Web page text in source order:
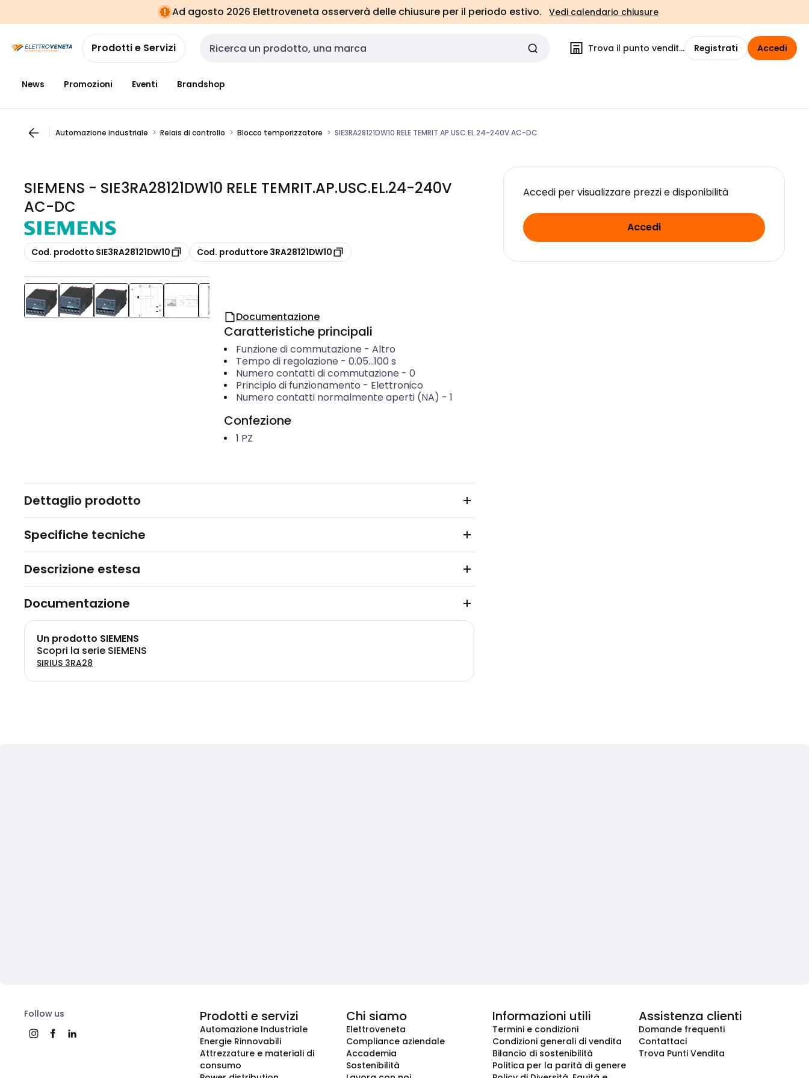
navigazionealla
pagina
Ad agosto 2026 Elettroveneta osserverà delle chiusure per il periodo estivo. Vedi calendario chiusure
Prodotti e Servizi Cerca input Trova il punto vendita Registrati Accedi
News Promozioni Eventi Brandshop
Automazione industriale Relais di controllo Blocco temporizzatore SIE3RA28121DW10 RELE TEMRIT.AP.USC.EL.24-240V AC-DC
SIEMENS - SIE3RA28121DW10 RELE TEMRIT.AP.USC.EL.24-240V
AC-DC
copia
Cod. prodotto SIE3RA28121DW10 copia
Cod. produttore 3RA28121DW10
Accedi per visualizzare prezzi e disponibilità
Accedi
Documentazione
Caratteristiche principali
Funzione di commutazione - Altro
Tempo di regolazione - 0.05...100 s
Numero contatti di commutazione - 0
Principio di funzionamento - Elettronico
Numero contatti normalmente aperti (NA) - 1
Confezione
1 PZ
Dettaglio prodotto
Specifiche tecniche
Descrizione estesa
Documentazione
Un prodotto SIEMENS
Scopri la serie SIEMENS
SIRIUS 3RA28
Follow us Prodotti e servizi
Automazione Industriale
Energie Rinnovabili
Attrezzature e materiali di
consumo
Chi siamo
Elettroveneta
Compliance aziendale
Accademia
Sostenibilità
Informazioni utili
Termini e condizioni
Condizioni generali di vendita
Bilancio di sostenibilità
Politica per la parità di genere
Assistenza clienti
Domande frequenti
Contattaci
Trova Punti Vendita